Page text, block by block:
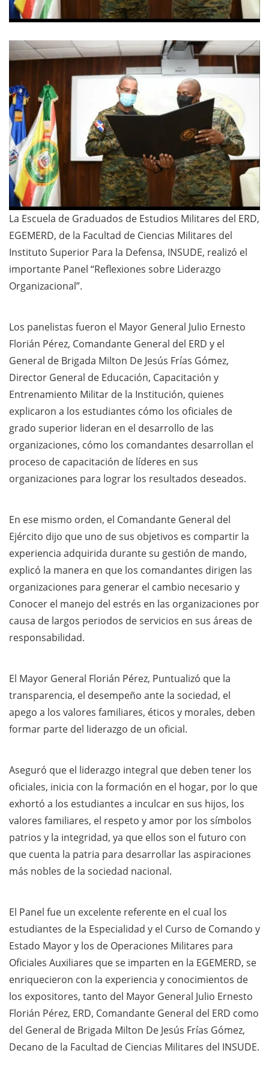
La Escuela de Graduados de Estudios Militares del ERD,
EGEMERD, de la Facultad de Ciencias Militares del
Instituto Superior Para la Defensa, INSUDE, realizó el
importante Panel “Reflexiones sobre Liderazgo
Organizacional”.
Los panelistas fueron el Mayor General Julio Ernesto
Florián Pérez, Comandante General del ERD y el
General de Brigada Milton De Jesús Frías Gómez,
Director General de Educación, Capacitación y
Entrenamiento Militar de la Institución, quienes
explicaron a los estudiantes cómo los oficiales de
grado superior lideran en el desarrollo de las
organizaciones, cómo los comandantes desarrollan el
proceso de capacitación de líderes en sus
organizaciones para lograr los resultados deseados.
En ese mismo orden, el Comandante General del
Ejército dijo que uno de sus objetivos es compartir la
experiencia adquirida durante su gestión de mando,
explicó la manera en que los comandantes dirigen las
organizaciones para generar el cambio necesario y
Conocer el manejo del estrés en las organizaciones por
causa de largos periodos de servicios en sus áreas de
responsabilidad.
El Mayor General Florián Pérez, Puntualizó que la
transparencia, el desempeño ante la sociedad, el
apego a los valores familiares, éticos y morales, deben
formar parte del liderazgo de un oficial.
Aseguró que el liderazgo integral que deben tener los
oficiales, inicia con la formación en el hogar, por lo que
exhortó a los estudiantes a inculcar en sus hijos, los
valores familiares, el respeto y amor por los símbolos
patrios y la integridad, ya que ellos son el futuro con
que cuenta la patria para desarrollar las aspiraciones
más nobles de la sociedad nacional.
El Panel fue un excelente referente en el cual los
estudiantes de la Especialidad y el Curso de Comando y
Estado Mayor y los de Operaciones Militares para
Oficiales Auxiliares que se imparten en la EGEMERD, se
enriquecieron con la experiencia y conocimientos de
los expositores, tanto del Mayor General Julio Ernesto
Florián Pérez, ERD, Comandante General del ERD como
del General de Brigada Milton De Jesús Frías Gómez,
Decano de la Facultad de Ciencias Militares del INSUDE.